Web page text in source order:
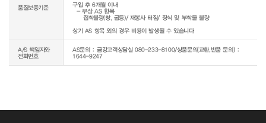
품질보증기준
구입 후 6개월 이내
  - 무상 AS 항목
상기 AS 항목 외의 경우 비용이 발생될 수 있습니다
A/S 책임자와
전화번호
AS문의 : 금강고객상담실 080-233-8100/상품문의(교환,반품 문의) :
1644-9247